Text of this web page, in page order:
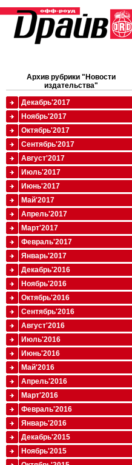
Архив рубрики "Новости
издательства"
Декабрь'2017
Ноябрь'2017
Октябрь'2017
Сентябрь'2017
Август'2017
Июль'2017
Июнь'2017
Май'2017
Апрель'2017
Март'2017
Февраль'2017
Январь'2017
Декабрь'2016
Ноябрь'2016
Октябрь'2016
Сентябрь'2016
Август'2016
Июль'2016
Июнь'2016
Май'2016
Апрель'2016
Март'2016
Февраль'2016
Январь'2016
Декабрь'2015
Ноябрь'2015